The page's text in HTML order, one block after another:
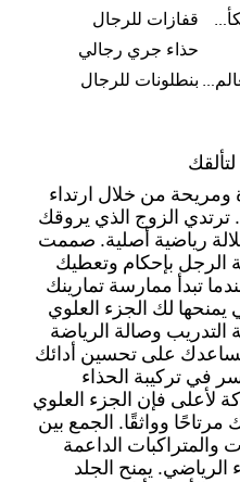
كرات تريندا لكأس العالم FIFA 26™
قفازات للرجال
حذاء جري رجالي
فرق كأس العالم FIFA 26™ بنطلونات للرجال
ومريحة من خلال ارتداء
ترتدي الزوج الذي يروقك
رياضية أصلية. صممت
الرجل بإحكام وتعطيك
تبدأ ممارسة تمارينك
يمنحها لك الجزء العلوي
وصالة الرياضة
على تحسين أدائك
في تركيبة الحذاء
لأعلى فإن الجزء العلوي
مرتاحًا وواثقًا. الجمع بين
والمتراكبات الداعمة
الرياضي. يمنح الجلد